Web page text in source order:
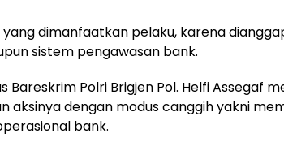
yang dimanfaatkan pelaku, karena
sistem pengawasan bank.
Bareskrim Polri Brigjen Pol. Helfi Assegaf
aksinya dengan modus canggih yakni
bank.